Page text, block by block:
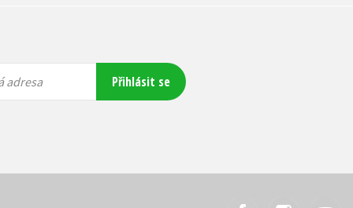
adresa Přihlásit se